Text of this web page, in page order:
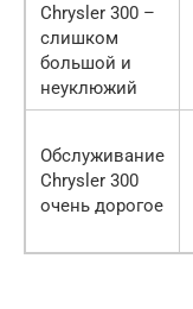
Chrysler 300 –
слишком
большой и
неуклюжий
Обслуживание
Chrysler 300
очень дорогое